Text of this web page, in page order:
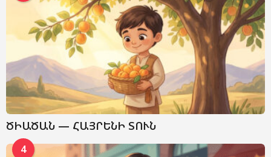
ԾԻԱԾԱՆ — ՀԱՅՐԵՆԻ ՏՈՒՆ
4